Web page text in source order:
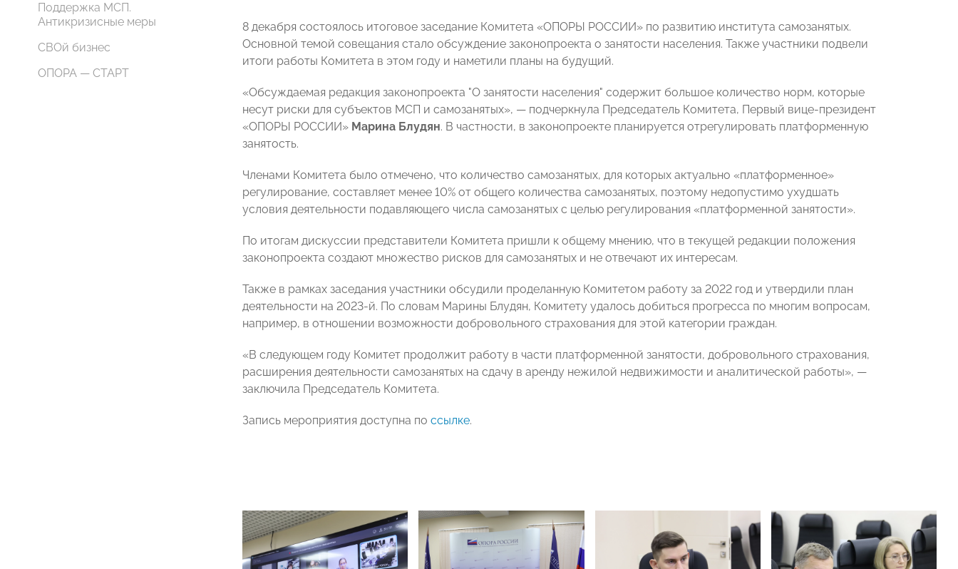
Поддержка МСП.
Антикризисные меры
СВОй бизнес
ОПОРА — СТАРТ
8 декабря состоялось итоговое заседание Комитета «ОПОРЫ РОССИИ» по развитию института самозанятых.
Основной темой совещания стало обсуждение законопроекта о занятости населения. Также участники подвели
итоги работы Комитета в этом году и наметили планы на будущий.
«Обсуждаемая редакция законопроекта "О занятости населения" содержит большое количество норм, которые
несут риски для субъектов МСП и самозанятых», — подчеркнула Председатель Комитета, Первый вице-президент
«ОПОРЫ РОССИИ» Марина Блудян. В частности, в законопроекте планируется отрегулировать платформенную
занятость.
Членами Комитета было отмечено, что количество самозанятых, для которых актуально «платформенное»
регулирование, составляет менее 10% от общего количества самозанятых, поэтому недопустимо ухудшать
условия деятельности подавляющего числа самозанятых с целью регулирования «платформенной занятости».
По итогам дискуссии представители Комитета пришли к общему мнению, что в текущей редакции положения
законопроекта создают множество рисков для самозанятых и не отвечают их интересам.
Также в рамках заседания участники обсудили проделанную Комитетом работу за 2022 год и утвердили план
деятельности на 2023-й. По словам Марины Блудян, Комитету удалось добиться прогресса по многим вопросам,
например, в отношении возможности добровольного страхования для этой категории граждан.
«В следующем году Комитет продолжит работу в части платформенной занятости, добровольного страхования,
расширения деятельности самозанятых на сдачу в аренду нежилой недвижимости и аналитической работы», —
заключила Председатель Комитета.
Запись мероприятия доступна по ссылке.